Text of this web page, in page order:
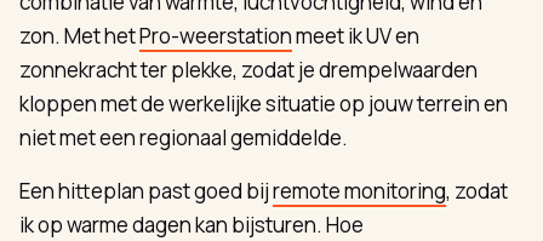
zon. Met hetPro-weerstationmeet ik UV en
zonnekracht ter plekke, zodat je drempelwaarden
kloppen met de werkelijke situatie op jouw terrein en
niet met een regionaal gemiddelde.
Een hitteplan past goed bijremote monitoring, zodat
ik op warme dagen kan bijsturen. Hoe